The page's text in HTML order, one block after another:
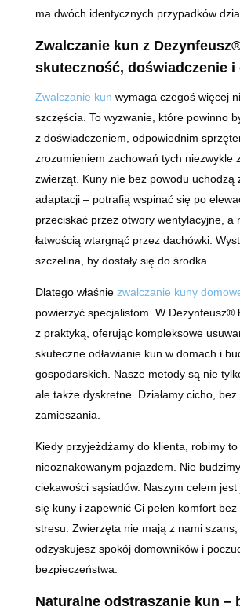
ma dwóch identycznych przypadków
Zwalczanie kun z
skuteczność, doświadczenie i
Zwalczanie kun wymaga czegoś więcej
szczęścia. To wyzwanie, które powinno
z doświadczeniem, odpowiednim
zrozumieniem zachowań tych niezwykle
zwierząt. Kuny nie bez powodu uchodzą
adaptacji – potrafią wspinać się po
przeciskać przez otwory wentylacyjne, a
łatwością wtargnąć przez dachówki.
szczelina, by dostały się do środka.
Dlatego właśnie zwalczanie kuny
powierzyć specjalistom. W Dezynfeusz®
z praktyką, oferując kompleksowe
skuteczne odławianie kun w domach i
gospodarskich. Nasze metody są nie
ale także dyskretne. Działamy cicho, bez
zamieszania.
Kiedy przyjeżdżamy do klienta, robimy to
nieoznakowanym pojazdem. Nie
ciekawości sąsiadów. Naszym celem
się kuny i zapewnić Ci pełen komfort
stresu. Zwierzęta nie mają z nami szans,
odzyskujesz spokój domowników i
bezpieczeństwa.
Naturalne odstraszanie kun –